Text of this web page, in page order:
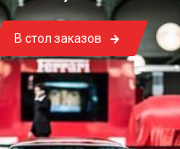
В стол заказов